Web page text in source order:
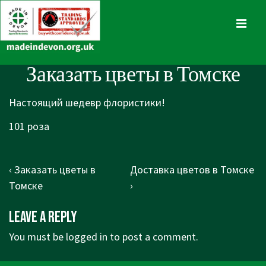
Skip
to
Content
Main
Navigation
Заказать цветы в Томске
Настоящий шедевр флористики!
101 роза
Post
navigation
Previous
Post
‹ Заказать цветы в
Томске
Next
Post
Доставка цветов в Томске
›
Leave a Reply
You must be logged in to post a comment.